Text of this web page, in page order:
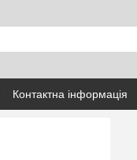
Контактна інформація